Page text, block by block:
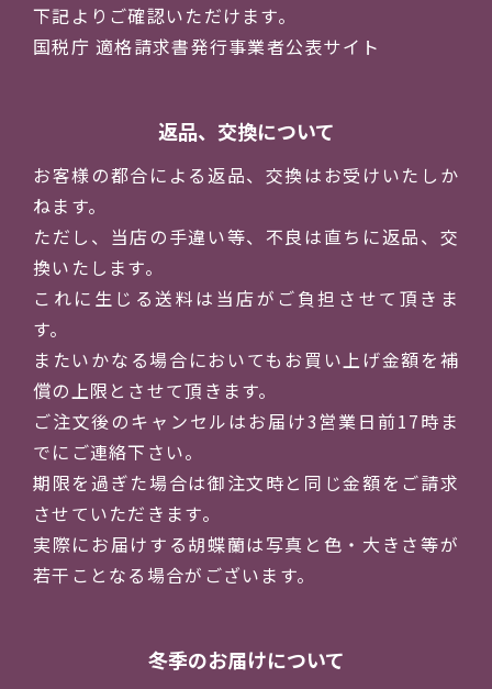
下記よりご確認いただけます。
国税庁 適格請求書発行事業者公表サイト
返品、交換について
お客様の都合による返品、交換はお受けいたしか
ねます。
ただし、当店の手違い等、不良は直ちに返品、交
換いたします。
これに生じる送料は当店がご負担させて頂きま
す。
またいかなる場合においてもお買い上げ金額を補
償の上限とさせて頂きます。
ご注文後のキャンセルはお届け3営業日前17時ま
でにご連絡下さい。
期限を過ぎた場合は御注文時と同じ金額をご請求
させていただきます。
実際にお届けする胡蝶蘭は写真と色・大きさ等が
若干ことなる場合がございます。
冬季のお届けについて